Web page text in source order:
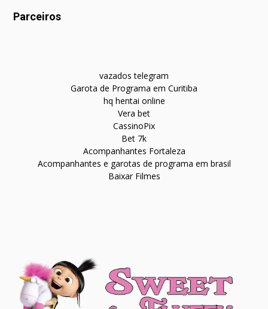
Parceiros
vazados telegram
Garota de Programa em Curitiba
hq hentai online
Vera bet
CassinoPix
Bet 7k
Acompanhantes Fortaleza
Acompanhantes e garotas de programa em brasil
Baixar Filmes